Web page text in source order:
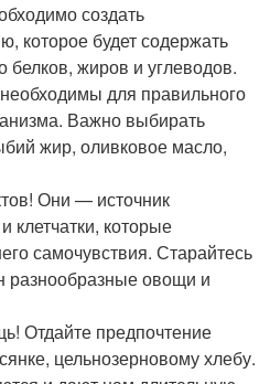
создать
которое будет содержать
белков, жиров и углеводов.
для правильного
Важно выбирать
жир, оливковое масло,
Они — источник
клетчатки, которые
самочувствия. Старайтесь
разнообразные овощи и
Отдайте предпочтение
цельнозерновому хлебу.